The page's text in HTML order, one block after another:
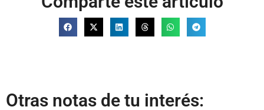
Otras notas de tu interés: